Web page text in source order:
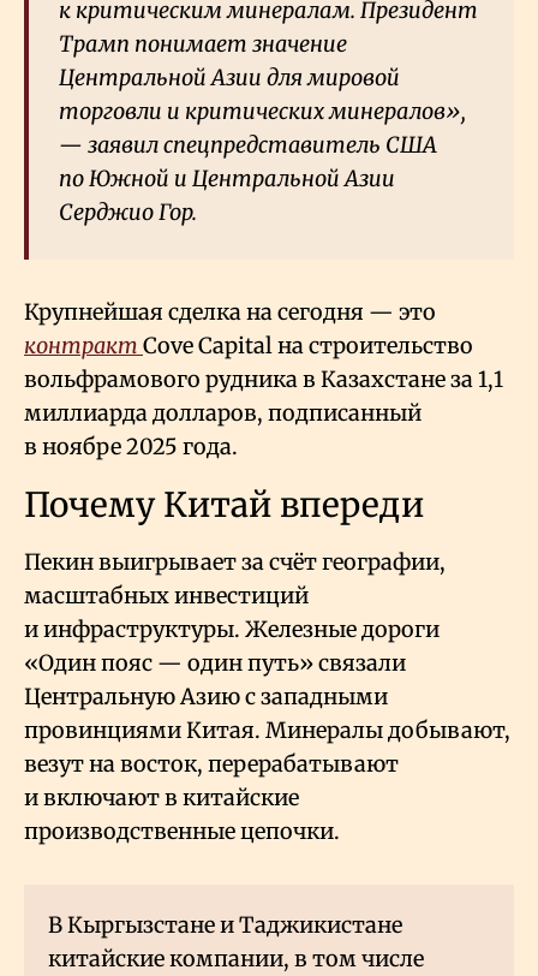
к критическим минералам. Президент
Трамп понимает значение
Центральной Азии для мировой
торговли и критических минералов»,
— заявил спецпредставитель США
по Южной и Центральной Азии
Серджио Гор.
Крупнейшая сделка на сегодня — это
контракт Cove Capital на строительство
вольфрамового рудника в Казахстане за 1,1
миллиарда долларов, подписанный
в ноябре 2025 года.
Почему Китай впереди
Пекин выигрывает за счёт географии,
масштабных инвестиций
и инфраструктуры. Железные дороги
«Один пояс — один путь» связали
Центральную Азию с западными
провинциями Китая. Минералы добывают,
везут на восток, перерабатывают
и включают в китайские
производственные цепочки.
В Кыргызстане и Таджикистане
китайские компании, в том числе